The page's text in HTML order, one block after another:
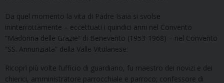
Da quel momento la vita di Padre Isaia si svolse
ininterrottamente – eccettuati i quindici anni nel Convento
“Madonna delle Grazie” di Benevento (1953-1968) – nel Convento
“SS. Annunziata” della Valle Vitulanese.
Ricoprì più volte l’ufficio di guardiano, fu maestro dei novizi e dei
chierici, amministratore parrocchiale e parroco; confessore di